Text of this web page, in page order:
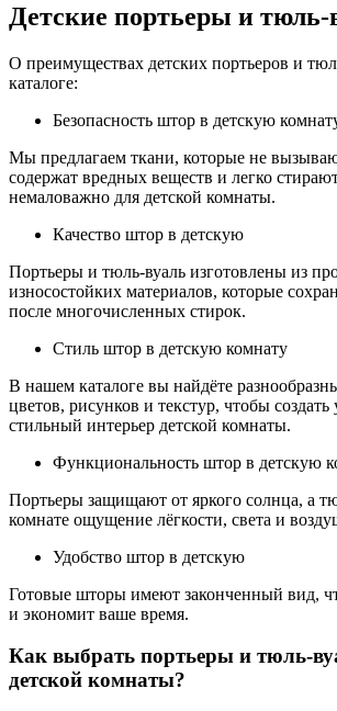
Детские портьеры и тюль-
О преимуществах детских портьеров и
каталоге:
Безопасность штор в детскую
Мы предлагаем ткани, которые не
содержат вредных веществ и легко
немаловажно для детской комнаты.
Качество штор в детскую
Портьеры и тюль-вуаль изготовлены из
износостойких материалов, которые
после многочисленных стирок.
Стиль штор в детскую комнату
В нашем каталоге вы найдёте
цветов, рисунков и текстур, чтобы
стильный интерьер детской комнаты.
Функциональность штор в детскую
Портьеры защищают от яркого солнца, а
комнате ощущение лёгкости, света и
Удобство штор в детскую
Готовые шторы имеют законченный вид,
и экономит ваше время.
Как выбрать портьеры и тюль-
детской комнаты?